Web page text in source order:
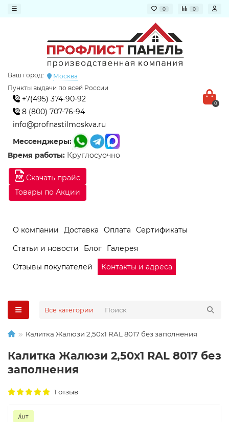
0 0
Скачать прайс
Товары по Акции
Ваш город:
Москва
Пункты выдачи по всей России
+7(495) 374-90-92
8 (800) 707-76-94
info@profnastilmoskva.ru
Мессенджеры:
Время работы: Круглосуочно
0
О компании Доставка Оплата
Сертификаты
Статьи и новости
Блог
Галерея
Отзывы покупателей
Контакты и адреса
Все категории
Калитка Жалюзи 2,50х1 RAL 8017 без заполнения
Калитка Жалюзи 2,50х1 RAL 8017 без
заполнения
1 отзыв
/шт